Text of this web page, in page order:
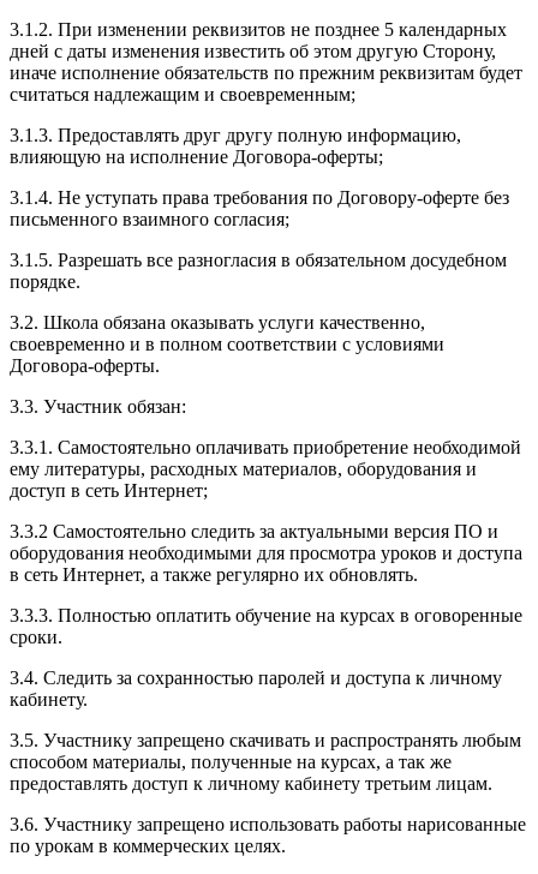
3.1.2. При изменении реквизитов не позднее 5 календарных
дней с даты изменения известить об этом другую Сторону,
иначе исполнение обязательств по прежним реквизитам будет
считаться надлежащим и своевременным;
3.1.3. Предоставлять друг другу полную информацию,
влияющую на исполнение Договора-оферты;
3.1.4. Не уступать права требования по Договору-оферте без
письменного взаимного согласия;
3.1.5. Разрешать все разногласия в обязательном досудебном
порядке.
3.2. Школа обязана оказывать услуги качественно,
своевременно и в полном соответствии с условиями
Договора-оферты.
3.3. Участник обязан:
3.3.1. Cамостоятельно оплачивать приобретение необходимой
ему литературы, расходных материалов, оборудования и
доступ в сеть Интернет;
3.3.2 Самостоятельно следить за актуальными версия ПО и
оборудования необходимыми для просмотра уроков и доступа
в сеть Интернет, а также регулярно их обновлять.
3.3.3. Полностью оплатить обучение на курсах в оговоренные
сроки.
3.4. Следить за сохранностью паролей и доступа к личному
кабинету.
3.5. Участнику запрещено скачивать и распространять любым
способом материалы, полученные на курсах, а так же
предоставлять доступ к личному кабинету третьим лицам.
3.6. Участнику запрещено использовать работы нарисованные
по урокам в коммерческих целях.